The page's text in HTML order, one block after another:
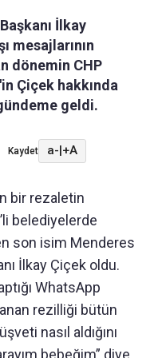
İlkay
mesajlarının
dönemin CHP
Çiçek hakkında
geldi.
Kaydet a-|+A
bir rezaletin
belediyelerde
son isim Menderes
İlkay Çiçek oldu.
WhatsApp
rezilliği bütün
nasıl aldığını
bebeğim” diye